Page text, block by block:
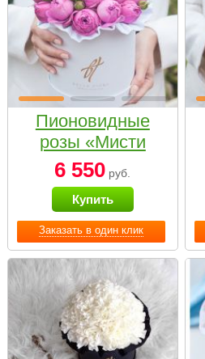
Заказать в один клик
Пионовидные
розы «Мисти
бабблс» в белой
коробке Small
6 550 руб.
Купить